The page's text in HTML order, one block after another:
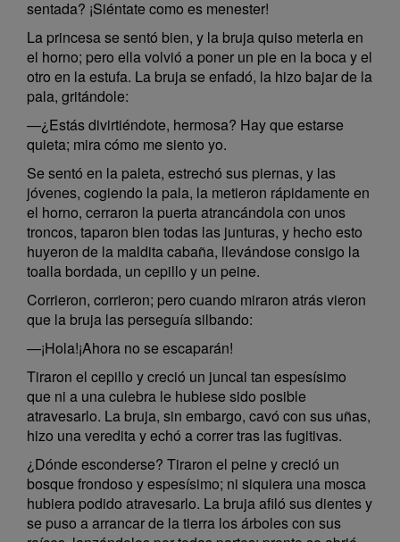
sentada? ¡Siéntate como es menester!
La princesa se sentó bien, y la bruja quiso meterla en
el horno; pero ella volvió a poner un pie en la boca y el
otro en la estufa. La bruja se enfadó, la hizo bajar de la
pala, gritándole:
—¿Estás divirtiéndote, hermosa? Hay que estarse
quieta; mira cómo me siento yo.
Se sentó en la paleta, estrechó sus piernas, y las
jóvenes, cogiendo la pala, la metieron rápidamente en
el horno, cerraron la puerta atrancándola con unos
troncos, taparon bien todas las junturas, y hecho esto
huyeron de la maldita cabaña, llevándose consigo la
toalla bordada, un cepillo y un peine.
Corrieron, corrieron; pero cuando miraron atrás vieron
que la bruja las perseguía silbando:
—¡Hola!¡Ahora no se escaparán!
Tiraron el cepillo y creció un juncal tan espesísimo
que ni a una culebra le hubiese sido posible
atravesarlo. La bruja, sin embargo, cavó con sus uñas,
hizo una veredita y echó a correr tras las fugitivas.
¿Dónde esconderse? Tiraron el peine y creció un
bosque frondoso y espesísimo; ni siquiera una mosca
hubiera podido atravesarlo. La bruja afiló sus dientes y
se puso a arrancar de la tierra los árboles con sus